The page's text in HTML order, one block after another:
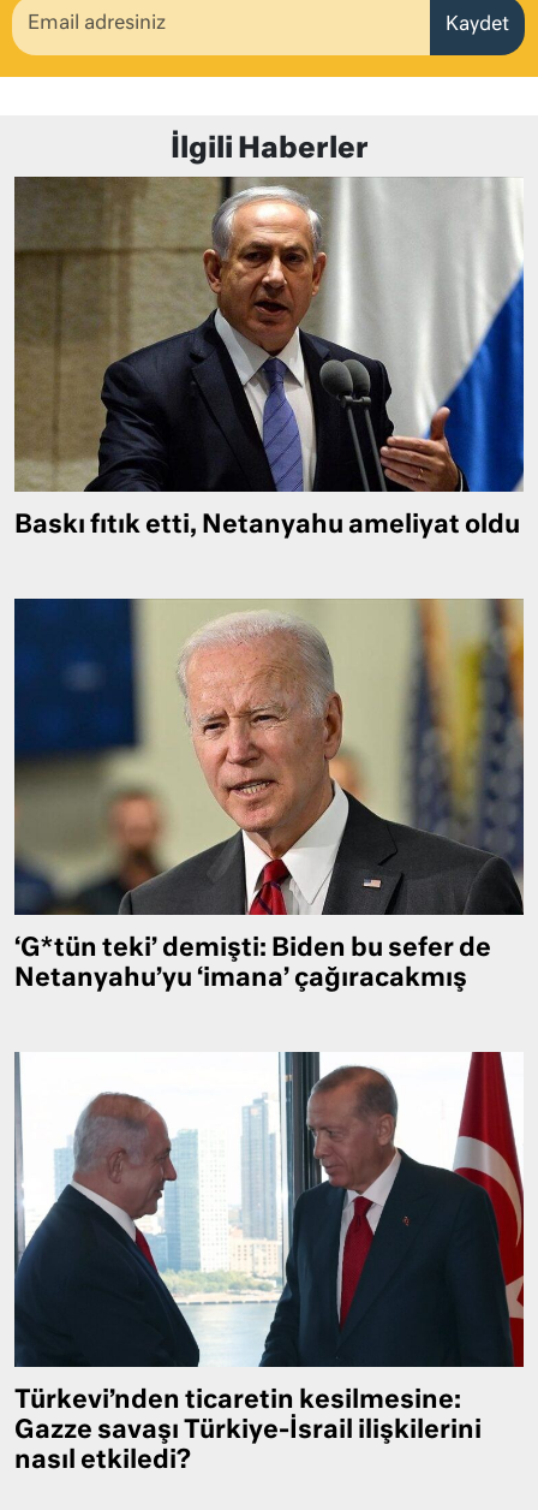
Kaydet
İlgili Haberler
Baskı fıtık etti, Netanyahu ameliyat oldu
‘G*tün teki’ demişti: Biden bu sefer de
Netanyahu’yu ‘imana’ çağıracakmış
Türkevi’nden ticaretin kesilmesine:
Gazze savaşı Türkiye-İsrail ilişkilerini
nasıl etkiledi?